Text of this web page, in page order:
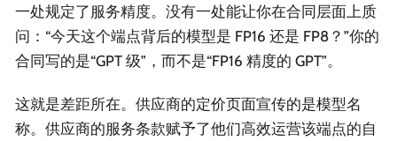
一处规定了服务精度。没有一处能让你在合同层面上质
问：“今天这个端点背后的模型是 FP16 还是 FP8？”你的
合同写的是“GPT 级”，而不是“FP16 精度的 GPT”。
这就是差距所在。供应商的定价页面宣传的是模型名
称。供应商的服务条款赋予了他们高效运营该端点的自